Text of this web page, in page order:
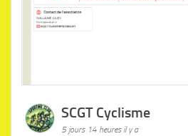
SCGT Cyclisme
5 jours 14 heures il y a